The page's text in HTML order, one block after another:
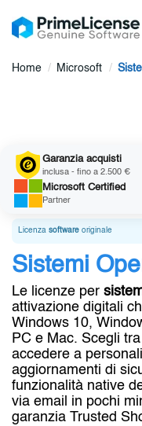
Home Microsoft
Garanzia acquisti
inclusa - fino a 2.500 €
Microsoft Certified
Partner
Licenza software originale
Sistemi
Le licenze per
attivazione digitali
Windows 10,
PC e Mac. Scegli
accedere a
aggiornamenti di
funzionalità native
via email in pochi
garanzia Trusted